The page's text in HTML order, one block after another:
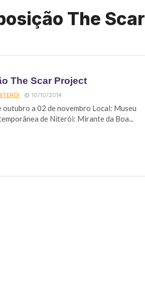
The Scar
The Scar Project
10/10/2014
outubro a 02 de novembro Local: Museu
de Niterói: Mirante da Boa...